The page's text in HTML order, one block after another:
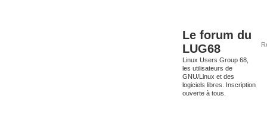
Le forum du
LUG68
Linux Users Group 68,
les utilisateurs de
GNU/Linux et des
logiciels libres. Inscription
ouverte à tous.